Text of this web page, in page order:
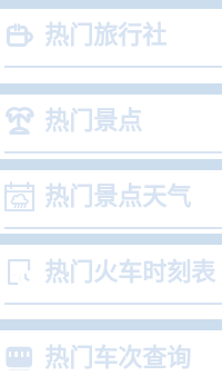
 热门旅行社
 热门景点
 热门景点天气
 热门火车时刻表
 热门车次查询